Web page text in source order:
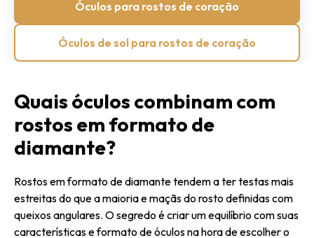
Óculos para rostos de coração
Óculos de sol para rostos de coração
Quais óculos combinam com
rostos em formato de
diamante?
Rostos em formato de diamante tendem a ter testas mais
estreitas do que a maioria e maçãs do rosto definidas com
queixos angulares. O segredo é criar um equilíbrio com suas
características e formato de óculos na hora de escolher o